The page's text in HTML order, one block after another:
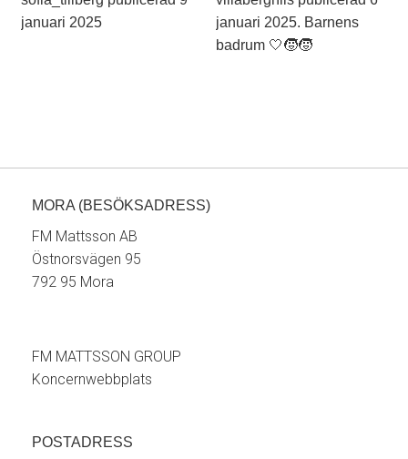
MORA (BESÖKSADRESS)
FM Mattsson AB
Östnorsvägen 95
792 95 Mora
FM MATTSSON GROUP
Koncernwebbplats
POSTADRESS